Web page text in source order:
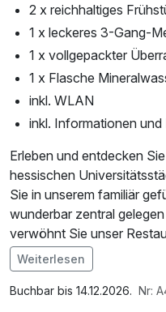
2 x reichhaltiges
1 x leckeres 3-Gang-
1 x vollgepackter
1 x Flasche
inkl. WLAN
inkl. Informationen
Erleben und entdecken
hessischen
Sie in unserem familiär
wunderbar zentral
verwöhnt Sie unser
Menü. Sie brauchen nur
erleben…
Im Angebot enthalten
1 Flasche Mineralwasser,
Weiterlesen
Buchbar bis 14.12.2026. Nr: